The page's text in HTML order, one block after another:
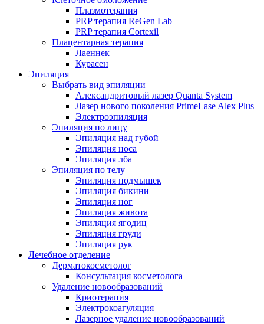
Плазмотерапия
PRP терапия ReGen Lab
PRP терапия Cortexil
Плацентарная терапия
Лаеннек
Курасен
Эпиляция
Выбрать вид эпиляции
Александритовый лазер Quanta System
Лазер нового поколения PrimeLase Alex Plus
Электроэпиляция
Эпиляция по лицу
Эпиляция над губой
Эпиляция носа
Эпиляция лба
Эпиляция по телу
Эпиляция подмышек
Эпиляция бикини
Эпиляция ног
Эпиляция живота
Эпиляция ягодиц
Эпиляция груди
Эпиляция рук
Лечебное отделение
Дерматокосметолог
Консультация косметолога
Удаление новообразований
Криотерапия
Электрокоагуляция
Лазерное удаление новообразований